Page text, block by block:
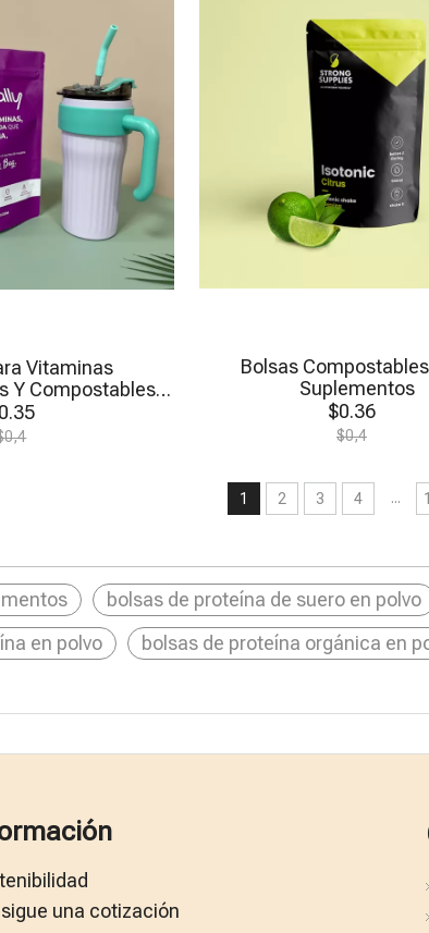
compostable
reciclables
con válvula
Vitaminas
Y Compostables
Plana
0.35
0,4
Bolsas
Suplementos
$0.36
$0,4
1 2 3 4 ...
bolsas de proteína de suero en polvo
en polvo
bolsas de proteína orgánica en
una cotización